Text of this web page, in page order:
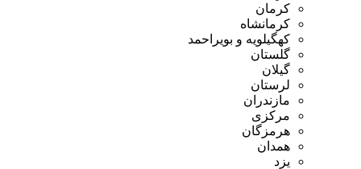
کرمان
کرمانشاه
کهگیلویه و بویراحمد
گلستان
گیلان
لرستان
مازندران
مرکزی
هرمزگان
همدان
یزد